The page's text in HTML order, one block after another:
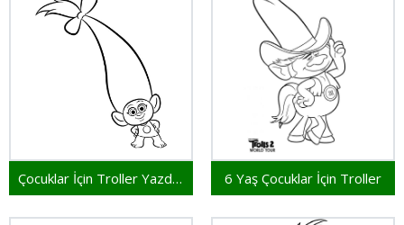
Çocuklar İçin Troller Yazdırılabilir 6 Yaş Çocuklar İçin Troller